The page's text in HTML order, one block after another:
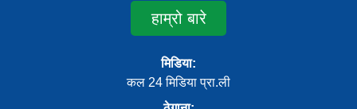
हाम्रो बारे
मिडिया:
कल 24 मिडिया प्रा.ली